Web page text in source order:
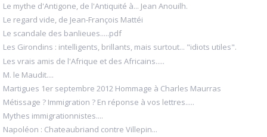
Le mythe d'Antigone, de l'Antiquité à... Jean Anouilh.
Le regard vide, de Jean-François Mattéi
Le scandale des banlieues.....pdf
Les Girondins : intelligents, brillants, mais surtout... "idiots utiles".
Les vrais amis de l'Afrique et des Africains.....
M. le Maudit....
Martigues 1er septembre 2012 Hommage à Charles Maurras
Métissage ? Immigration ? En réponse à vos lettres.....
Mythes immigrationnistes....
Napoléon : Chateaubriand contre Villepin...